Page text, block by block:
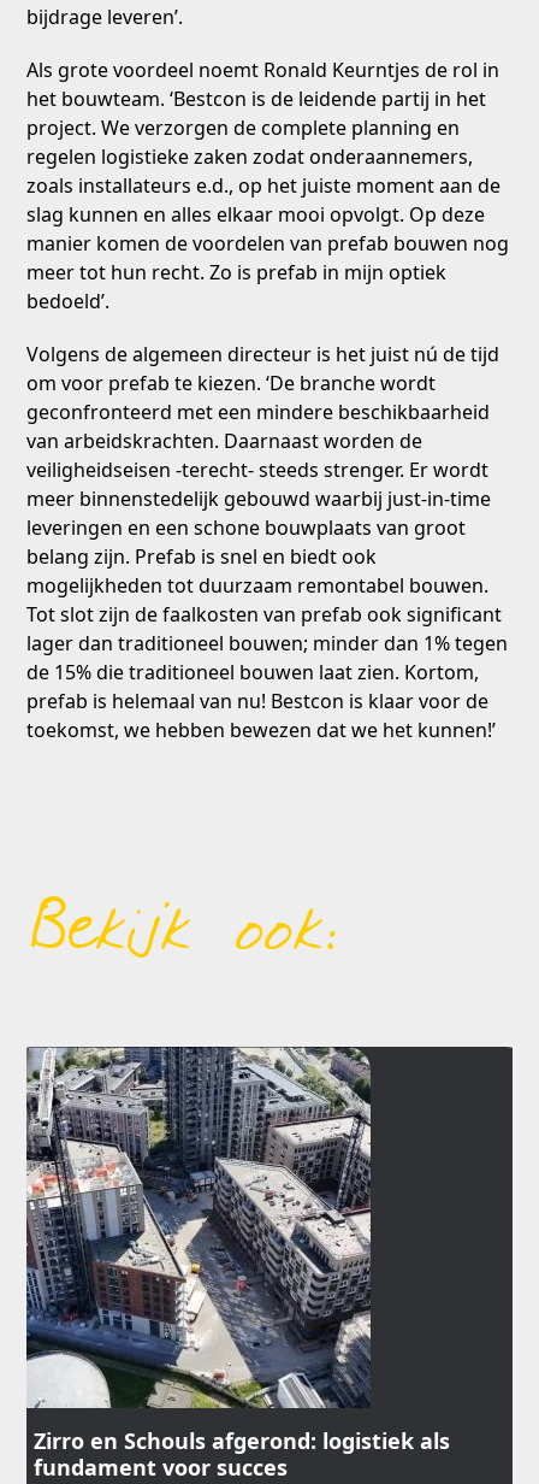
bijdrage leveren’.
Als grote voordeel noemt Ronald Keurntjes de rol in
het bouwteam. ‘Bestcon is de leidende partij in het
project. We verzorgen de complete planning en
regelen logistieke zaken zodat onderaannemers,
zoals installateurs e.d., op het juiste moment aan de
slag kunnen en alles elkaar mooi opvolgt. Op deze
manier komen de voordelen van prefab bouwen nog
meer tot hun recht. Zo is prefab in mijn optiek
bedoeld’.
Volgens de algemeen directeur is het juist nú de tijd
om voor prefab te kiezen. ‘De branche wordt
geconfronteerd met een mindere beschikbaarheid
van arbeidskrachten. Daarnaast worden de
veiligheidseisen -terecht- steeds strenger. Er wordt
meer binnenstedelijk gebouwd waarbij just-in-time
leveringen en een schone bouwplaats van groot
belang zijn. Prefab is snel en biedt ook
mogelijkheden tot duurzaam remontabel bouwen.
Tot slot zijn de faalkosten van prefab ook significant
lager dan traditioneel bouwen; minder dan 1% tegen
de 15% die traditioneel bouwen laat zien. Kortom,
prefab is helemaal van nu! Bestcon is klaar voor de
toekomst, we hebben bewezen dat we het kunnen!’
Bekijk ook:
Use
the
left
and
right
arrow
keys
to
access
the
carousel
navigation
buttons
Zirro en Schouls afgerond: logistiek als
fundament voor succes